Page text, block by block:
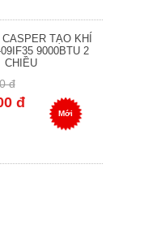
TẠO KHÍ
9000BTU 2
CHIỀU
đ
đ
Mới